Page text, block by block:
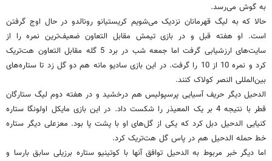
به گوش می‌رسد.
حالا که به لیگ قهرمانان نزدیک می‌شویم کریستیانو رونالدو در حال اوج گرفتن
است. او هفته قبل و در بازی تیمش مقابل التعاون ضعیف‌ترین نمره را از
سایت‌های ارزشیابی گرفت اما جمعه شب در برد 5 گله مقابل التعاون هت‌تریک
کرد و نمره 10 از 10 را گرفت. در این بازی سادیو مانه هم دو گل زد تا ستاره‌های
بین‌المللی النصر کولاک کنند.
الدحیل دیگر حریف آسیایی پرسپولیس هم درخشید و در هفته دوم لیگ ستارگان
قطر با نتیجه 4 بر یک المعیذر را شکست داد. در این بازی مایکل اولونگا ستاره
کنیایی الدحیل دبل کرد که یکی از گل‌های او با پشت پا بود. معزعلی دیگر ستاره
خط حمله الدحیل هم در پاس گل هت‌تریک کرد.
اما دیگر خبر مربوط به الدحیل توافق آنها با کوتینیو ستاره برزیلی سابق بارسا و